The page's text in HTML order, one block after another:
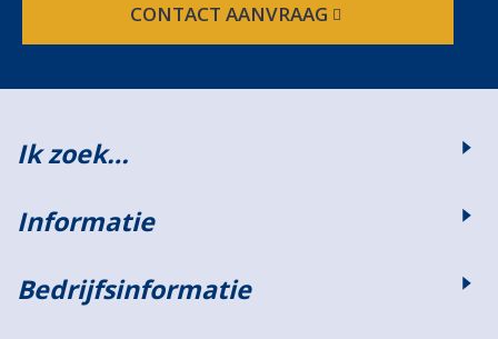
CONTACT AANVRAAG
Ik zoek…
Informatie
Bedrijfsinformatie